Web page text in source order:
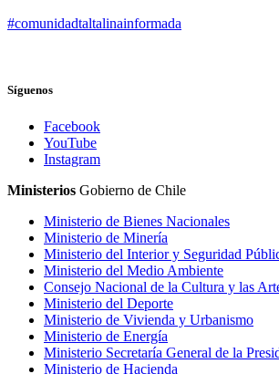
#comunidadtaltalinainformada
Síguenos
Facebook
YouTube
Instagram
Ministerios Gobierno de Chile
Ministerio de Bienes Nacionales
Ministerio de Minería
Ministerio del Interior y Seguridad
Ministerio del Medio Ambiente
Consejo Nacional de la Cultura y las
Ministerio del Deporte
Ministerio de Vivienda y Urbanismo
Ministerio de Energía
Ministerio Secretaría General de la
Ministerio de Hacienda